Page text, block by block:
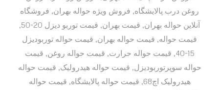
روغن درب پالایشگاه, فروش ویژه حواله بهران, فروشگاه
آنلاین حواله بهران, قیمت بهران, قیمت توربو دیزل 20-50
,
قیمت حواله, قیمت حواله بهران, قیمت حواله توربودیزل
15-40
, قیمت حواله حرارت, قیمت حواله روغن, قیمت
حواله سوپرتوربودیزل, قیمت حواله هیدرولیک, قیمت حواله
هیدرولیک اچ68
, قیمت حواله پالایشگاه, قیمت حواله